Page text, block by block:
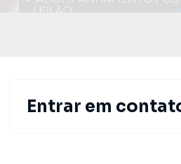
Entrar em